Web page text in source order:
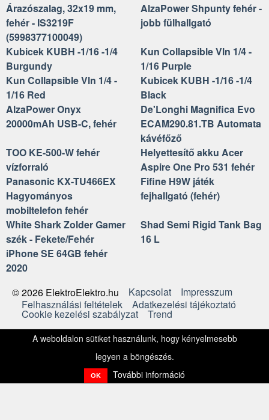
Árazószalag, 32x19 mm,
fehér - IS3219F
(5998377100049)
AlzaPower Shpunty fehér -
jobb fülhallgató
Kubicek KUBH -1/16 -1/4
Burgundy
Kun Collapsible Vln 1/4 -
1/16 Purple
Kun Collapsible Vln 1/4 -
1/16 Red
Kubicek KUBH -1/16 -1/4
Black
AlzaPower Onyx
20000mAh USB-C, fehér
De'Longhi Magnifica Evo
ECAM290.81.TB Automata
kávéfőző
TOO KE-500-W fehér
vízforraló
Helyettesítő akku Acer
Aspire One Pro 531 fehér
Panasonic KX-TU466EX
Hagyományos
mobiltelefon fehér
Fifine H9W játék
fejhallgató (fehér)
White Shark Zolder Gamer
szék - Fekete/Fehér
Shad Semi Rigid Tank Bag
16 L
iPhone SE 64GB fehér
2020
© 2026 ElektroElektro.hu
Kapcsolat
Impresszum
Felhasználási feltételek
Adatkezelési tájékoztató
Cookie kezelési szabályzat Trend
A weboldalon sütiket használunk, hogy kényelmesebb
legyen a böngészés.
OK További információ